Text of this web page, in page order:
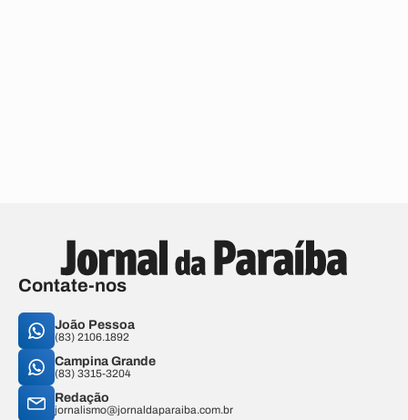
Contate-nos
João Pessoa
(83) 2106.1892
Campina Grande
(83) 3315-3204
Redação
jornalismo@jornaldaparaiba.com.br